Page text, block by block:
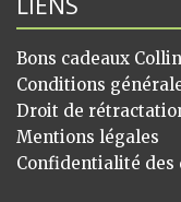
Bons cadeaux
Conditions
Droit de
Mentions légales
Confidentialité des